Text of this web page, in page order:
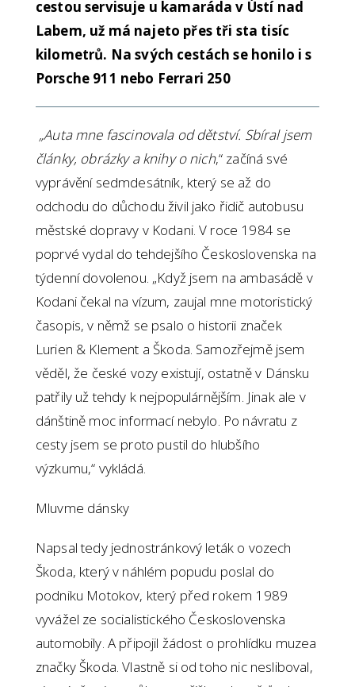
cestou servisuje u kamaráda v Ústí nad
Labem, už má najeto přes tři sta tisíc
kilometrů. Na svých cestách se honilo i s
Porsche 911 nebo Ferrari 250
„Auta mne fascinovala od dětství. Sbíral jsem
články, obrázky a knihy o nich,“ začíná své
vyprávění sedmdesátník, který se až do
odchodu do důchodu živil jako řidič autobusu
městské dopravy v Kodani. V roce 1984 se
poprvé vydal do tehdejšího Československa na
týdenní dovolenou. „Když jsem na ambasádě v
Kodani čekal na vízum, zaujal mne motoristický
časopis, v němž se psalo o historii značek
Lurien & Klement a Škoda. Samozřejmě jsem
věděl, že české vozy existují, ostatně v Dánsku
patřily už tehdy k nejpopulárnějším. Jinak ale v
dánštině moc informací nebylo. Po návratu z
cesty jsem se proto pustil do hlubšího
výzkumu,“ vykládá.
Mluvme dánsky
Napsal tedy jednostránkový leták o vozech
Škoda, který v náhlém popudu poslal do
podniku Motokov, který před rokem 1989
vyvážel ze socialistického Československa
automobily. A připojil žádost o prohlídku muzea
značky Škoda. Vlastně si od toho nic nesliboval,